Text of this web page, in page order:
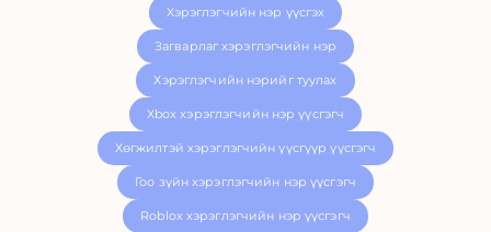
Хэрэглэгчийн нэр үүсгэх
Загварлаг хэрэглэгчийн нэр
Хэрэглэгчийн нэрийг туулах
Xbox хэрэглэгчийн нэр үүсгэгч
Хөгжилтэй хэрэглэгчийн үүсгүүр үүсгэгч
Гоо зүйн хэрэглэгчийн нэр үүсгэгч
Roblox хэрэглэгчийн нэр үүсгэгч